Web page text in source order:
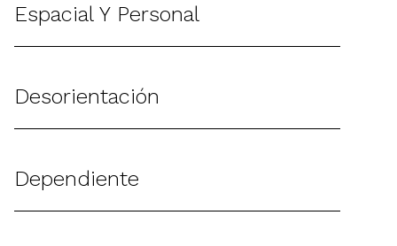
Espacial Y Personal
Desorientación
Dependiente